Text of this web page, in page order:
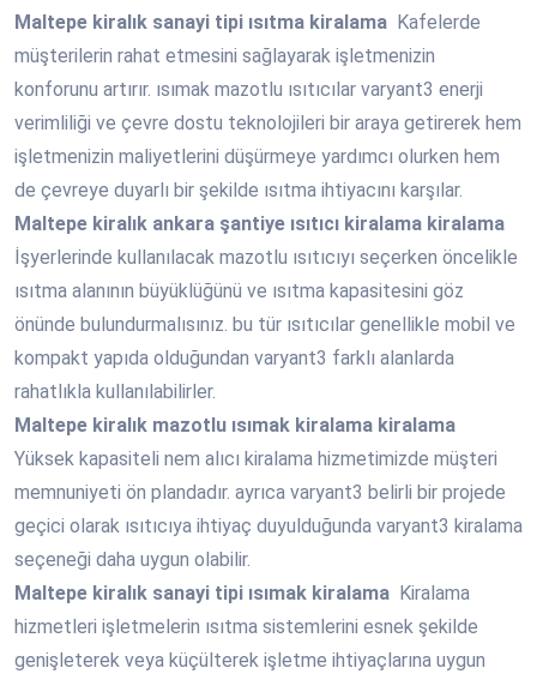
Maltepe kiralık sanayi tipi ısıtma kiralama Kafelerde
müşterilerin rahat etmesini sağlayarak işletmenizin
konforunu artırır. ısımak mazotlu ısıtıcılar varyant3 enerji
verimliliği ve çevre dostu teknolojileri bir araya getirerek hem
işletmenizin maliyetlerini düşürmeye yardımcı olurken hem
de çevreye duyarlı bir şekilde ısıtma ihtiyacını karşılar.
Maltepe kiralık ankara şantiye ısıtıcı kiralama kiralama
İşyerlerinde kullanılacak mazotlu ısıtıcıyı seçerken öncelikle
ısıtma alanının büyüklüğünü ve ısıtma kapasitesini göz
önünde bulundurmalısınız. bu tür ısıtıcılar genellikle mobil ve
kompakt yapıda olduğundan varyant3 farklı alanlarda
rahatlıkla kullanılabilirler.
Maltepe kiralık mazotlu ısımak kiralama kiralama
Yüksek kapasiteli nem alıcı kiralama hizmetimizde müşteri
memnuniyeti ön plandadır. ayrıca varyant3 belirli bir projede
geçici olarak ısıtıcıya ihtiyaç duyulduğunda varyant3 kiralama
seçeneği daha uygun olabilir.
Maltepe kiralık sanayi tipi ısımak kiralama Kiralama
hizmetleri işletmelerin ısıtma sistemlerini esnek şekilde
genişleterek veya küçülterek işletme ihtiyaçlarına uygun